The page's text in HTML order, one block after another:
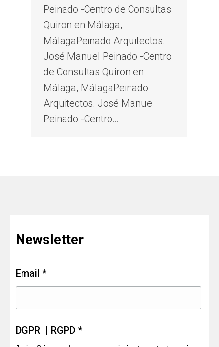
Peinado -Centro de Consultas
Quiron en Málaga,
MálagaPeinado Arquitectos.
José Manuel Peinado -Centro
de Consultas Quiron en
Málaga, MálagaPeinado
Arquitectos. José Manuel
Peinado -Centro…
Newsletter
Email *
DGPR || RGPD *